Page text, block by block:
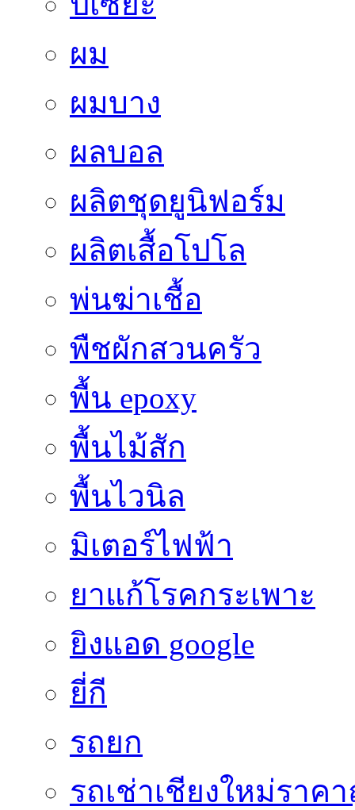
ผม
ผมบาง
ผลบอล
ผลิตชุดยูนิฟอร์ม
ผลิตเสื้อโปโล
พ่นฆ่าเชื้อ
พืชผักสวนครัว
พื้น epoxy
พื้นไม้สัก
พื้นไวนิล
มิเตอร์ไฟฟ้า
ยาแก้โรคกระเพาะ
ยิงแอด google
ยี่กี
รถยก
รถเช่าเชียงใหม่ราค